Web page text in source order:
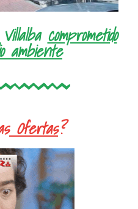
comprometido
ambiente
Ofertas?